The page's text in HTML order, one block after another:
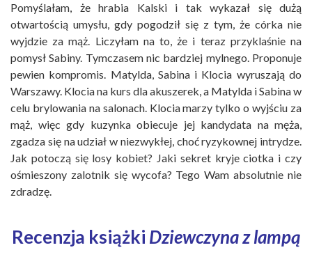
Pomyślałam, że hrabia Kalski i tak wykazał się dużą
otwartością umysłu, gdy pogodził się z tym, że córka nie
wyjdzie za mąż. Liczyłam na to, że i teraz przyklaśnie na
pomysł Sabiny. Tymczasem nic bardziej mylnego. Proponuje
pewien kompromis. Matylda, Sabina i Klocia wyruszają do
Warszawy. Klocia na kurs dla akuszerek, a Matylda i Sabina w
celu brylowania na salonach. Klocia marzy tylko o wyjściu za
mąż, więc gdy kuzynka obiecuje jej kandydata na męża,
zgadza się na udział w niezwykłej, choć ryzykownej intrydze.
Jak potoczą się losy kobiet? Jaki sekret kryje ciotka i czy
ośmieszony zalotnik się wycofa? Tego Wam absolutnie nie
zdradzę.
Recenzja książki Dziewczyna z lampą